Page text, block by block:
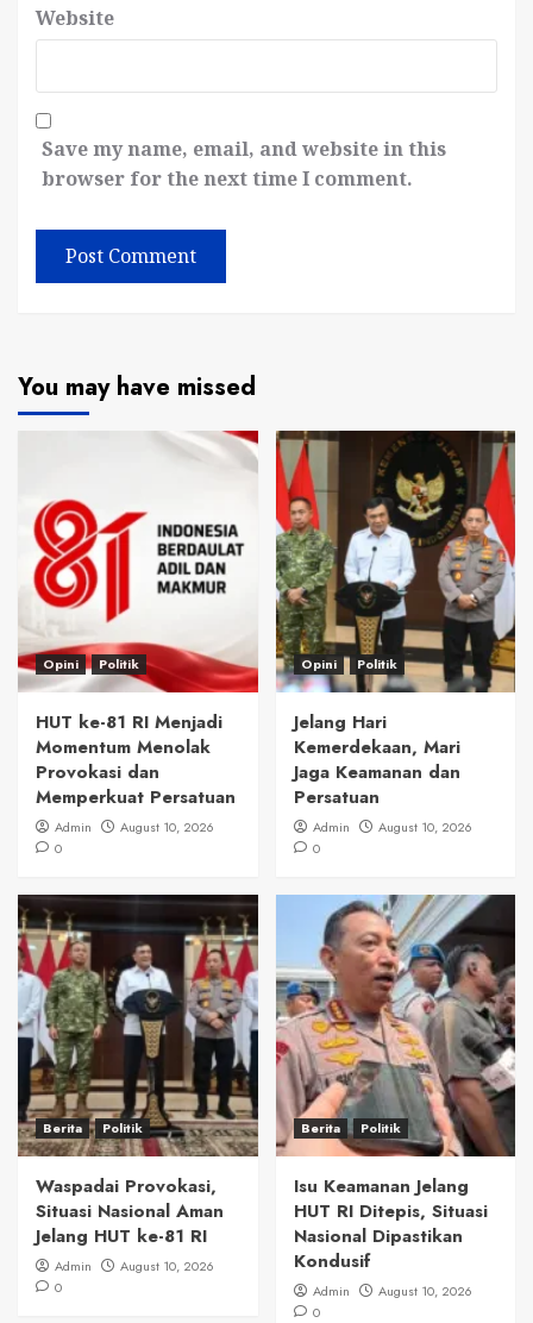
Website
Save my name, email, and website in this
browser for the next time I comment.
You may have missed
Opini Politik
HUT ke-81 RI Menjadi
Momentum Menolak
Provokasi dan
Memperkuat Persatuan
Admin
August 10, 2026
0
Opini Politik
Jelang Hari
Kemerdekaan, Mari
Jaga Keamanan dan
Persatuan
Admin
August 10, 2026
0
Berita Politik
Waspadai Provokasi,
Situasi Nasional Aman
Jelang HUT ke-81 RI
Admin
August 10, 2026
0
Berita Politik
Isu Keamanan Jelang
HUT RI Ditepis, Situasi
Nasional Dipastikan
Kondusif
Admin
August 10, 2026
0